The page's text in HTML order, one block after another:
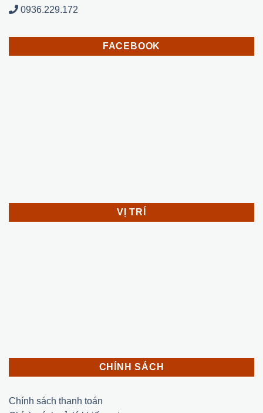
0936.229.172
FACEBOOK
VỊ TRÍ
CHÍNH SÁCH
Chính sách thanh toán